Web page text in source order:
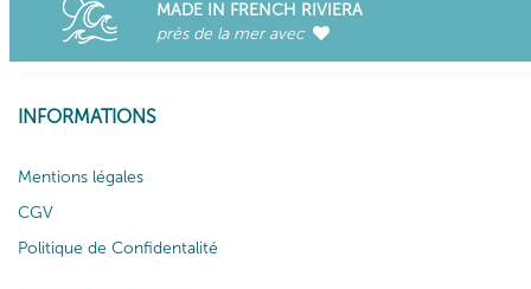
MADE IN FRENCH RIVIERA
près de la mer avec
INFORMATIONS
Mentions légales
CGV
Politique de Confidentalité